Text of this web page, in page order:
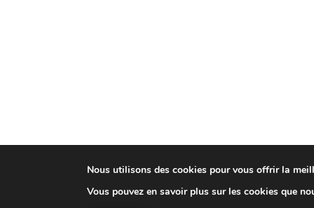
Nous utilisons des cookies pour vous offrir la
Vous pouvez en savoir plus sur les cookies que